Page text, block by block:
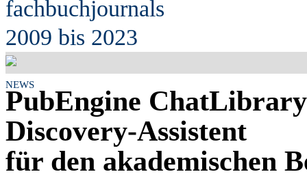
fachbuchjournals
2009 bis 2023
NEWS
PubEngine
Discovery-Assistent
für den akademischen